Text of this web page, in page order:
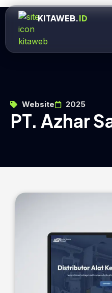
KITAWEB.ID
Website 2025
PT. Azhar